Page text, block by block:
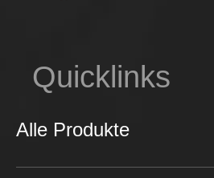
Quicklinks
Alle Produkte